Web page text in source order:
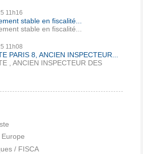
11h16
stable en fiscalité...
stable en fiscalité...
11h08
PARIS 8, ANCIEN INSPECTEUR...
, ANCIEN INSPECTEUR DES
/ FISCA